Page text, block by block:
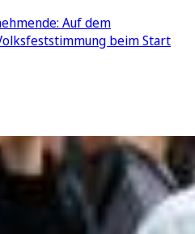
Auf dem
beim Start